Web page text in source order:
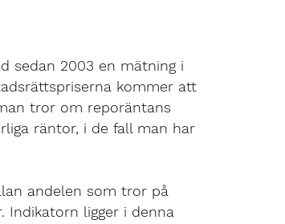
sedan 2003 en mätning i
kommer att
tror om reporäntans
räntor, i de fall man har
andelen som tror på
Indikatorn ligger i denna